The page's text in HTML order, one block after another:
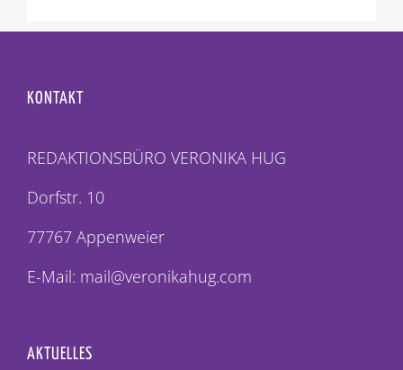
KONTAKT
REDAKTIONSBÜRO VERONIKA HUG
Dorfstr. 10
77767 Appenweier
E-Mail: mail@veronikahug.com
AKTUELLES